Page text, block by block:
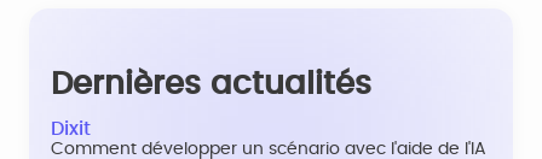
Dernières actualités
Dixit
Comment développer un scénario avec l'aide de l'IA